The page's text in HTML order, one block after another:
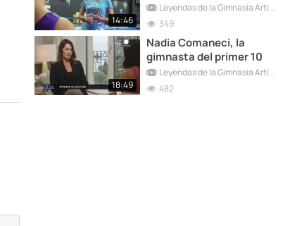
14:46
Leyendas de la Gimnasia Artística: Olga Korbut
349
18:49
Nadia Comaneci, la
gimnasta del primer 10
Leyendas de la Gimnasia Artística: Nadia Comaneci
482